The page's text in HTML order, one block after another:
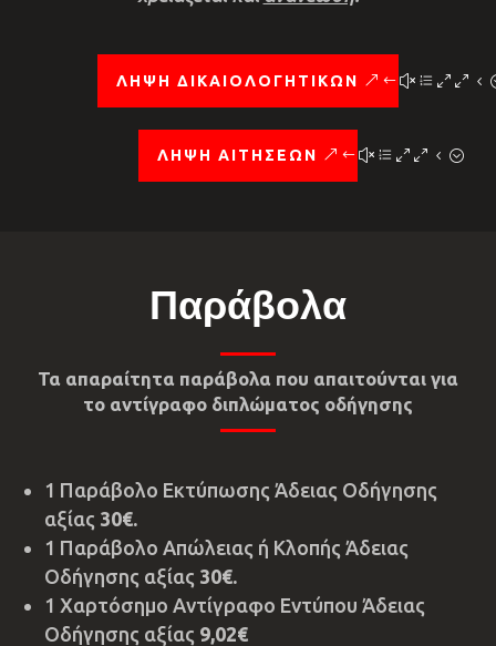
ΛΗΨΗ ΔΙΚΑΙΟΛΟΓΗΤΙΚΩΝ
ΛΗΨΗ ΑΙΤΗΣΕΩΝ
Παράβολα
Τα απαραίτητα παράβολα που απαιτούνται για
το αντίγραφο διπλώματος οδήγησης
1 Παράβολο Εκτύπωσης Άδειας Οδήγησης
αξίας 30€.
1 Παράβολο Απώλειας ή Κλοπής Άδειας
Οδήγησης αξίας 30€.
1 Χαρτόσημο Αντίγραφο Εντύπου Άδειας
Οδήγησης αξίας 9,02€